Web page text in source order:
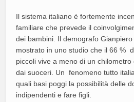
Il sistema italiano è fortemente
familiare che prevede il
dei bambini. Il demografo
mostrato in uno studio che il 66 %
piccoli vive a meno di un
dai suoceri. Un fenomeno tutto
quali basi poggi la possibilità delle
indipendenti e fare figli.